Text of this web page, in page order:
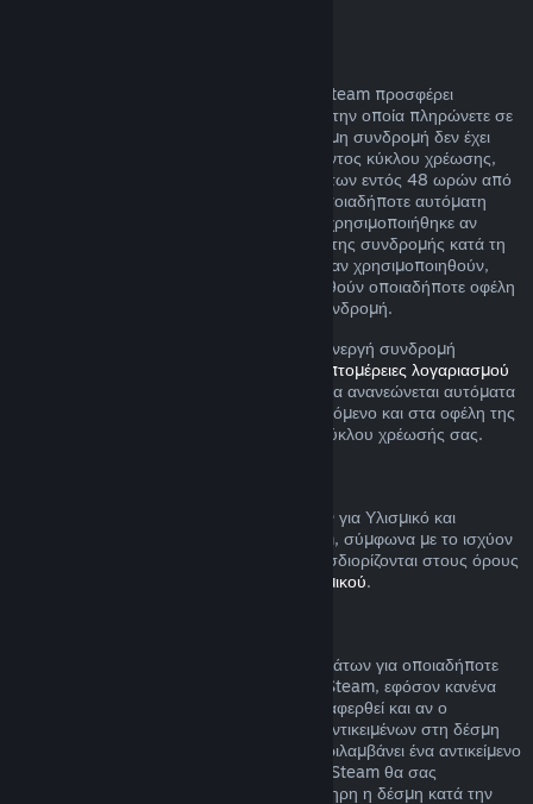
Για κάποιο περιεχόμενο και υπηρεσίες, το Steam προσφέρει
περιοδική (π.χ. μηνιαία, ετήσια) πρόσβαση την οποία πληρώνετε σε
επαναλαμβανόμενη βάση. Αν μια ανανεώσιμη συνδρομή δεν έχει
χρησιμοποιηθεί κατά τη διάρκεια του τρέχοντος κύκλου χρέωσης,
μπορείτε να αιτηθείτε μια επιστροφή χρημάτων εντός 48 ωρών από
την αρχική αγορά ή εντός 48 ωρών από οποιαδήποτε αυτόματη
ανανέωση. Το περιεχομένο θεωρείται πως χρησιμοποιήθηκε αν
έχουν παιχτεί οποιαδήποτε παιχνίδια εντός της συνδρομής κατά τη
διάρκεια του τρέχοντος κύκλου χρέωσης ή αν χρησιμοποιηθούν,
καταναλωθούν, τροποποιηθούν ή μεταφερθούν οποιαδήποτε οφέλη
ή εκπτώσεις που περιλαμβάνονται με τη συνδρομή.
Σημειώστε ότι μπορείτε να ακυρώσετε μια ενεργή συνδρομή
λεπτομέρειες λογαριασμού
. Αφού ακυρωθεί, η συνδρομή σας δε θα ανανεώνεται αυτόματα
αλλά θα διατηρήσετε πρόσβαση στο περιεχόμενο και στα οφέλη της
συνδρομής μέχρι το τέλος του τρέχοντος κύκλου χρέωσής σας.
Μπορείτε να αιτηθείτε επιστροφή χρημάτων για Υλισμικό και
εξαρτήματα που αγοράστηκαν μέσω Steam, σύμφωνα με το ισχύον
χρονικό πλαίσιο και τη διαδικασία που προσδιορίζονται στους όρους
Πολιτικής Επιστροφής Χρημάτων Υλισμικού.
Μπορείτε να λάβετε πλήρη επιστροφή χρημάτων για οποιαδήποτε
δέσμη που αγοράσατε από το Κατάστημα Steam, εφόσον κανένα
από τα αντικείμενα της δέσμης δεν έχει μεταφερθεί και αν ο
συνδυασμένος χρόνος χρήσης όλων των αντικειμένων στη δέσμη
είναι κάτω από δύο ώρες. Αν μια δέσμη περιλαμβάνει ένα αντικείμενο
παιχνιδιού ή DLC που δεν επιστρέφεται, το Steam θα σας
ενημερώσει αν μπορεί αν επιστραφεί ολόκληρη η δέσμη κατά την